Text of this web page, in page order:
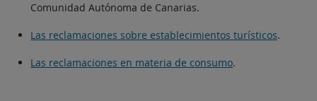
Comunidad Autónoma de Canarias.
Las reclamaciones sobre establecimientos turísticos.
Las reclamaciones en materia de consumo.